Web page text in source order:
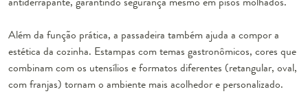
Além da função prática, a passadeira também ajuda a compor a
estética da cozinha. Estampas com temas gastronômicos, cores que
combinam com os utensílios e formatos diferentes (retangular, oval,
com franjas) tornam o ambiente mais acolhedor e personalizado.